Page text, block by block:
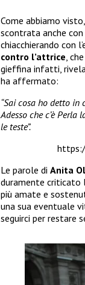
Come abbiamo
scontrata anche con
chiacchierando con
contro l’attrice,
gieffina infatti,
ha affermato:
“Sai cosa ho detto in
Adesso che c’è
le teste”.
Le parole di Anita
duramente criticato
più amate e
una sua eventuale
seguirci per restare